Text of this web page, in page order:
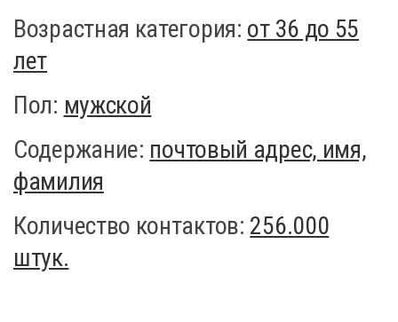
Возрастная категория: от 36 до 55
лет
Пол: мужской
Содержание: почтовый адрес, имя,
фамилия
Количество контактов: 256.000
штук.